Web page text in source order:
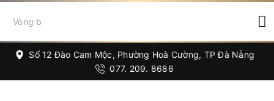
Số 12 Đào Cam Mộc, Phường Hoà Cường, TP Đà Nẵng
077. 209. 8686